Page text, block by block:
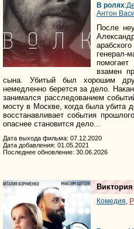
В ролях:
Антон
После
генерал-
взамен
сына. Убитый был хорошим
немедленно берется за дело.
занимался расследованием
мосту в Москве, когда была убита
восстанавливает события
опаснее становится дело...
Дата выхода фильма: 07.12.2020
Дата добавления: 01.05.2021
Последнее обновление: 30.06.2026
Виктория
Комедия